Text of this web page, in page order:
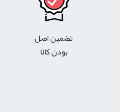
تضمین اصل
بودن کالا